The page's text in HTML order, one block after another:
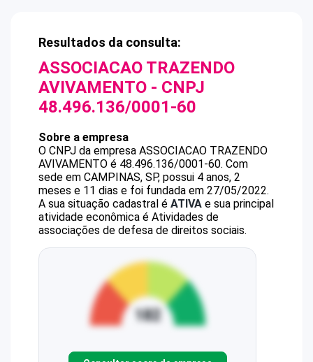
Resultados da consulta:
ASSOCIACAO TRAZENDO
AVIVAMENTO - CNPJ
48.496.136/0001-60
Sobre a empresa
O CNPJ da empresa ASSOCIACAO TRAZENDO
AVIVAMENTO é 48.496.136/0001-60. Com
sede em CAMPINAS, SP, possui 4 anos, 2
meses e 11 dias e foi fundada em 27/05/2022.
A sua situação cadastral é ATIVA e sua principal
atividade econômica é Atividades de
associações de defesa de direitos sociais.